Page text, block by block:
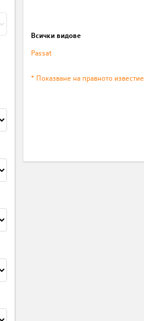
Всички видове
Passat
* Показване на правното известие